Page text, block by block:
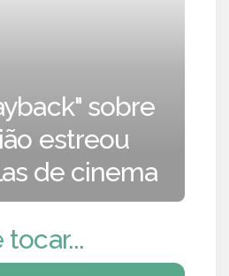
sobre
estreou
de cinema